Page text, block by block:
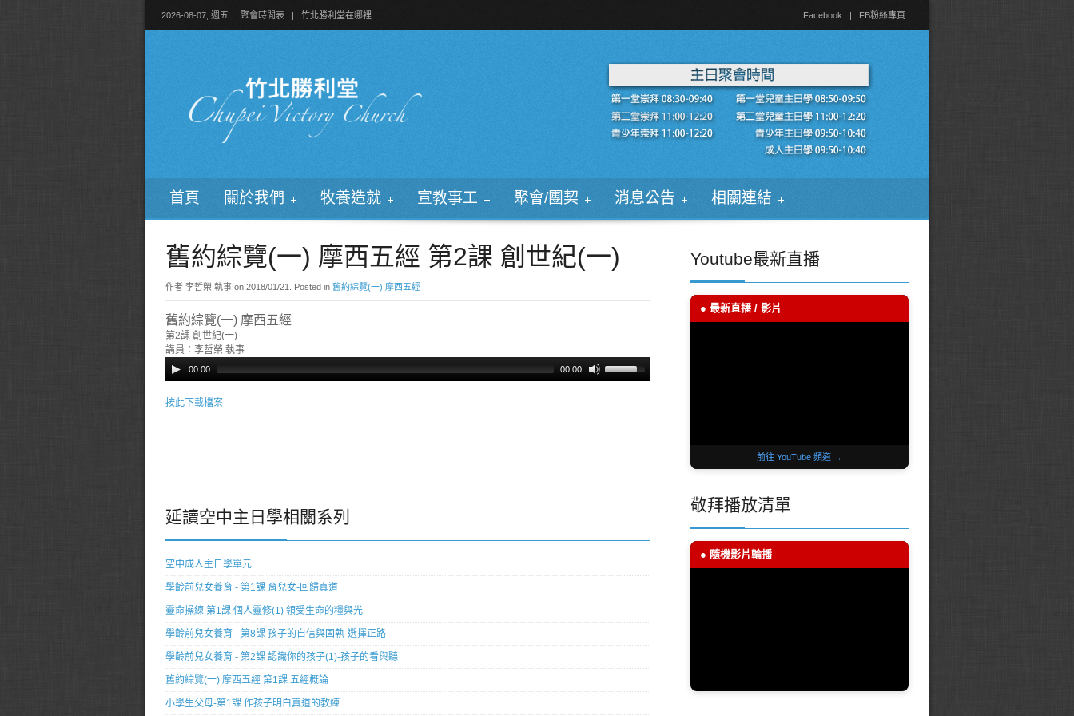
2026-08-07, 週五 聚會時間表 | 竹北勝利堂在哪裡 Facebook | FB粉絲專頁
首頁 關於我們 牧養造就 宣教事工 聚會/團契 消息公告 相關連結
舊約綜覽(一) 摩西五經 第2課 創世紀(一)
作者 李哲榮 執事 on 2018/01/21 . Posted in 舊約綜覽(一) 摩西五經
舊約綜覽(一) 摩西五經
第2課 創世紀(一)
講員：李哲榮 執事
00:00 00:00
按此下載檔案
延讀空中主日學相關系列
空中成人主日學單元
學齡前兒女養育 - 第1課 育兒女-回歸真道
靈命操練 第1課 個人靈修(1) 領受生命的糧與光
學齡前兒女養育 - 第8課 孩子的自信與固執-選擇正路
學齡前兒女養育 - 第2課 認識你的孩子(1)-孩子的看與聽
舊約綜覽(一) 摩西五經 第1課 五經概論
小學生父母-第1課 作孩子明白真道的教練
Youtube最新直播
● 最新直播 / 影片
前往 YouTube 頻道 →
敬拜播放清單
● 隨機影片輪播